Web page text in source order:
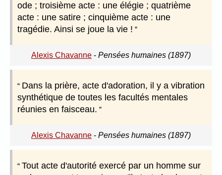
ode ; troisième acte : une élégie ; quatrième
acte : une satire ; cinquième acte : une
tragédie. Ainsi se joue la vie !
Alexis Chavanne - Pensées humaines (1897)
Dans la prière, acte d'adoration, il y a vibration
synthétique de toutes les facultés mentales
réunies en faisceau.
Alexis Chavanne - Pensées humaines (1897)
Tout acte d'autorité exercé par un homme sur